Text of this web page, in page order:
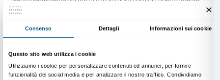
5.3. Procedure di rimozione e
moderazione
moderazione per garantire un ambiente online